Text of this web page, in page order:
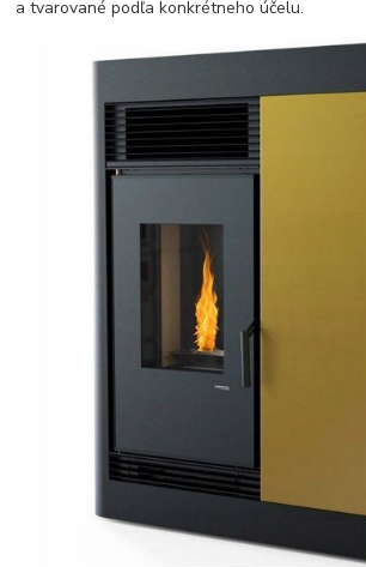
a tvarované podľa konkrétneho účelu.